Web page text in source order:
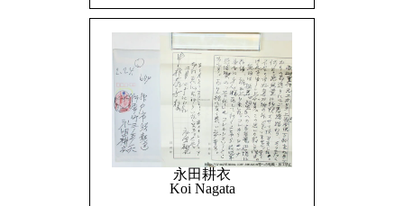
永田耕衣
Koi Nagata